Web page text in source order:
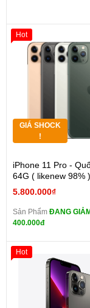
GIÁ SHOCK
!
iPhone 11 Pro -
64G ( likenew 98% )
5.800.000₫
Sản Phẩm ĐANG
400.000đ
Hot
Hot